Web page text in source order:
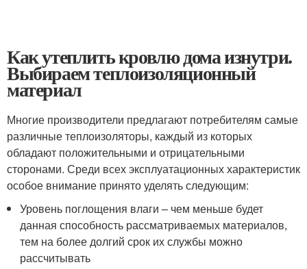
Как утеплить кровлю дома изнутри.
Выбираем теплоизоляционный
материал
Многие производители предлагают потребителям самые
различные теплоизоляторы, каждый из которых
обладают положительными и отрицательными
сторонами. Среди всех эксплуатационных характеристик
особое внимание принято уделять следующим:
Уровень поглощения влаги – чем меньше будет
данная способность рассматриваемых материалов,
тем на более долгий срок их службы можно
рассчитывать